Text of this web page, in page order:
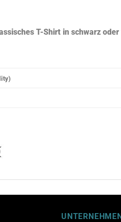
T-Shirt in schwarz